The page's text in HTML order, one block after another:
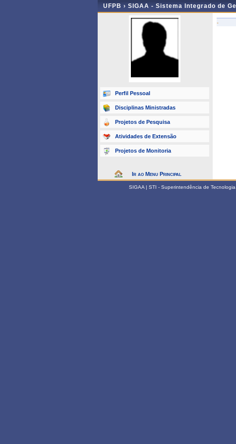
UFPB › SIGAA - Sistema Integrado de
Perfil Pessoal
Disciplinas Ministradas
Projetos de Pesquisa
Atividades de Extensão
Projetos de Monitoria
Ir ao Menu Principal
-
SIGAA | STI - Superintendência de